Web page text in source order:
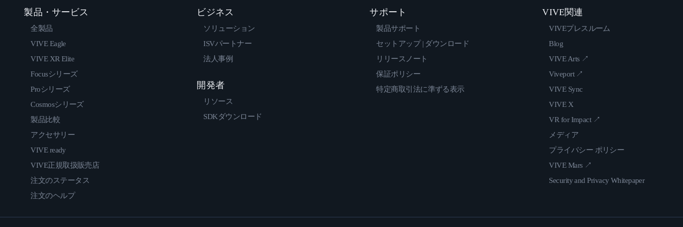
製品・サービス
全製品
VIVE Eagle
VIVE XR Elite
Focusシリーズ
Proシリーズ
Cosmosシリーズ
製品比較
アクセサリー
VIVE ready
VIVE正規取扱販売店
注文のステータス
注文のヘルプ
ビジネス
ソリューション
ISVパートナー
法人事例
開発者
リソース
SDKダウンロード
サポート
製品サポート
セットアップ | ダウンロード
リリースノート
保証ポリシー
特定商取引法に準ずる表示
VIVE関連
VIVEプレスルーム
Blog
VIVE Arts ↗
Viveport ↗
VIVE Sync
VIVE X
VR for Impact ↗
メディア
プライバシー ポリシー
VIVE Mars ↗
Security and Privacy Whitepaper